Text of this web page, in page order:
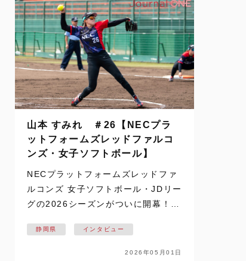
山本 すみれ ＃26【NECプラ
ットフォームズレッドファルコ
ンズ・女子ソフトボール】
NECプラットフォームズレッドファ
ルコンズ 女子ソフトボール・JDリー
グの2026シーズンがついに開幕！！
の日本一を目指す【NECプラットフ
ォームズレッドファルコンズ】の戦
静岡県 インタビュー
2026年05月01日